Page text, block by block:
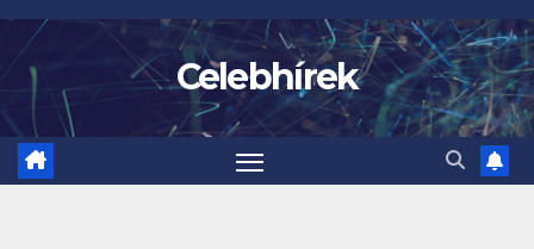
Skip
content
Celebhírek